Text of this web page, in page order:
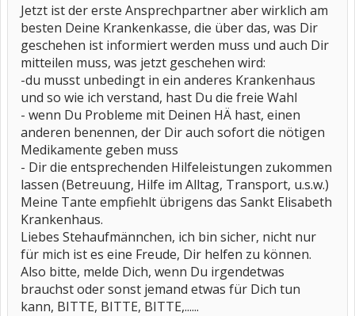
Jetzt ist der erste Ansprechpartner aber wirklich am
besten Deine Krankenkasse, die über das, was Dir
geschehen ist informiert werden muss und auch Dir
mitteilen muss, was jetzt geschehen wird:
-du musst unbedingt in ein anderes Krankenhaus
und so wie ich verstand, hast Du die freie Wahl
- wenn Du Probleme mit Deinen HÄ hast, einen
anderen benennen, der Dir auch sofort die nötigen
Medikamente geben muss
- Dir die entsprechenden Hilfeleistungen zukommen
lassen (Betreuung, Hilfe im Alltag, Transport, u.s.w.)
Meine Tante empfiehlt übrigens das Sankt Elisabeth
Krankenhaus.
Liebes Stehaufmännchen, ich bin sicher, nicht nur
für mich ist es eine Freude, Dir helfen zu können.
Also bitte, melde Dich, wenn Du irgendetwas
brauchst oder sonst jemand etwas für Dich tun
kann, BITTE, BITTE, BITTE,......